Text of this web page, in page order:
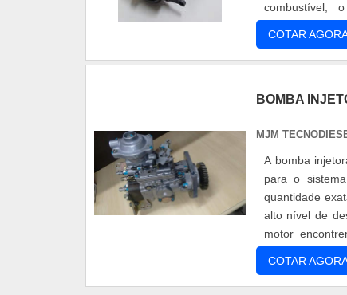
combustível,
desempenho e
COTAR
BOMBA
MJM
A bomba
para o
quantidade
alto nível de
motor
rendimento de
COTAR